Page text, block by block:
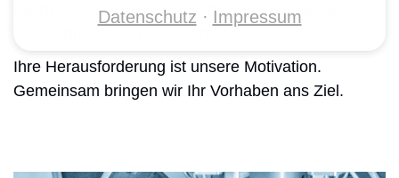
Datenschutz Impressum
Fachkräfte, deren Leidenschaft für Technik den
Ihre Herausforderung ist unsere Motivation.
Gemeinsam bringen wir Ihr Vorhaben ans Ziel.